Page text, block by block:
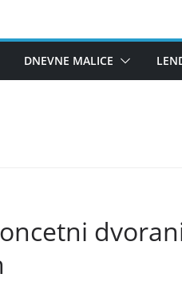
DNEVNE MALICE